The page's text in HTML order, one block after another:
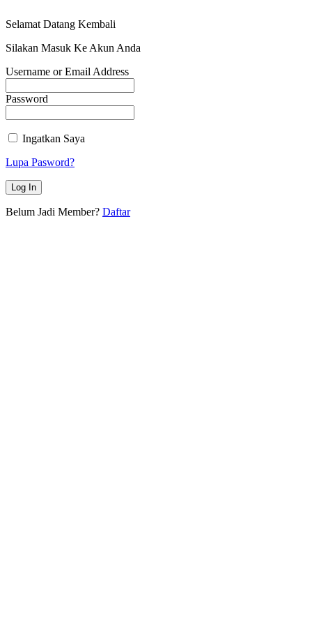
Selamat Datang Kembali
Silakan Masuk Ke Akun Anda
Username or Email Address
Password
Ingatkan Saya
Lupa Pasword?
Belum Jadi Member? Daftar